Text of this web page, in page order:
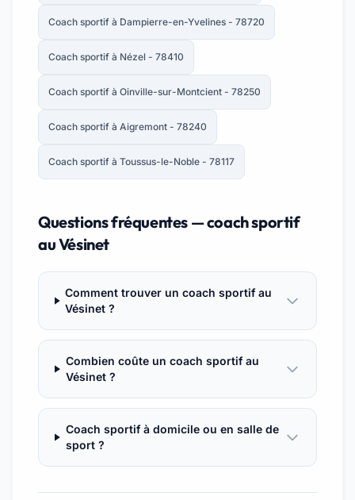
Coach sportif à Dampierre-en-Yvelines - 78720
Coach sportif à Nézel - 78410
Coach sportif à Oinville-sur-Montcient - 78250
Coach sportif à Aigremont - 78240
Coach sportif à Toussus-le-Noble - 78117
Questions fréquentes — coach sportif
au Vésinet
Comment trouver un coach sportif au
Vésinet ?
Combien coûte un coach sportif au
Vésinet ?
Coach sportif à domicile ou en salle de
sport ?